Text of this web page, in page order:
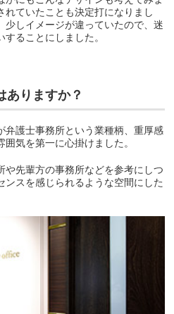
れていたことも決定打になりまし
少しイメージが違っていたので、迷
ることにしました。
ありますか？
弁護士事務所という業種柄、重厚感
気を第一に心掛けました。
や先輩方の事務所などを参考にしつ
ンスを感じられるような空間にした